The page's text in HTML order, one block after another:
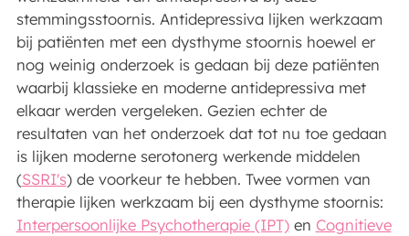
stemmingsstoornis. Antidepressiva lijken werkzaam
bij patiënten met een dysthyme stoornis hoewel er
nog weinig onderzoek is gedaan bij deze patiënten
waarbij klassieke en moderne antidepressiva met
elkaar werden vergeleken. Gezien echter de
resultaten van het onderzoek dat tot nu toe gedaan
is lijken moderne serotonerg werkende middelen
(SSRI's) de voorkeur te hebben. Twee vormen van
therapie lijken werkzaam bij een dysthyme stoornis:
Interpersoonlijke Psychotherapie (IPT)en Cognitieve